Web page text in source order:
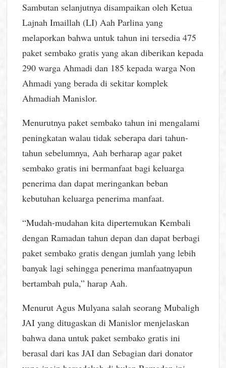
Sambutan selanjutnya disampaikan oleh Ketua
Lajnah Imaillah (LI) Aah Parlina yang
melaporkan bahwa untuk tahun ini tersedia 475
paket sembako gratis yang akan diberikan kepada
290 warga Ahmadi dan 185 kepada warga Non
Ahmadi yang berada di sekitar komplek
Ahmadiah Manislor.
Menurutnya paket sembako tahun ini mengalami
peningkatan walau tidak seberapa dari tahun-
tahun sebelumnya, Aah berharap agar paket
sembako gratis ini bermanfaat bagi keluarga
penerima dan dapat meringankan beban
kebutuhan keluarga penerima manfaat.
“Mudah-mudahan kita dipertemukan Kembali
dengan Ramadan tahun depan dan dapat berbagi
paket sembako gratis dengan jumlah yang lebih
banyak lagi sehingga penerima manfaatnyapun
bertambah pula,” harap Aah.
Menurut Agus Mulyana salah seorang Mubaligh
JAI yang ditugaskan di Manislor menjelaskan
bahwa dana untuk paket sembako gratis ini
berasal dari kas JAI dan Sebagian dari donator